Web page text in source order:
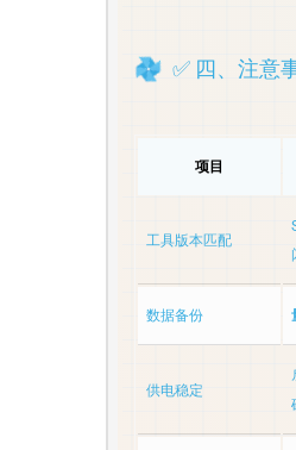
✅ 四、注意
项目
工具版本匹配
数据备份
供电稳定